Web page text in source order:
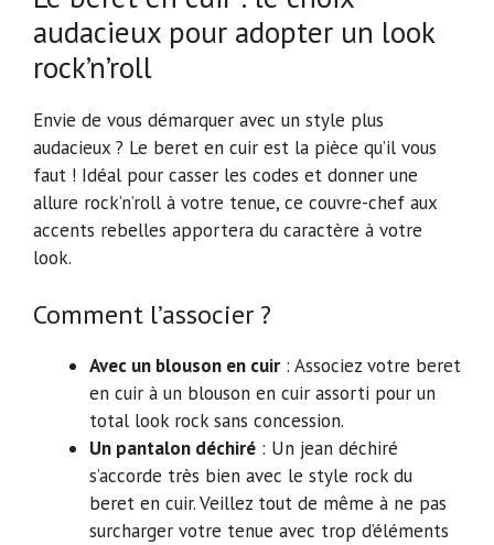
audacieux pour adopter un look
rock’n’roll
Envie de vous démarquer avec un style plus
audacieux ? Le beret en cuir est la pièce qu’il vous
faut ! Idéal pour casser les codes et donner une
allure rock’n’roll à votre tenue, ce couvre-chef aux
accents rebelles apportera du caractère à votre
look.
Comment l’associer ?
Avec un blouson en cuir : Associez votre beret
en cuir à un blouson en cuir assorti pour un
total look rock sans concession.
Un pantalon déchiré : Un jean déchiré
s’accorde très bien avec le style rock du
beret en cuir. Veillez tout de même à ne pas
surcharger votre tenue avec trop d’éléments